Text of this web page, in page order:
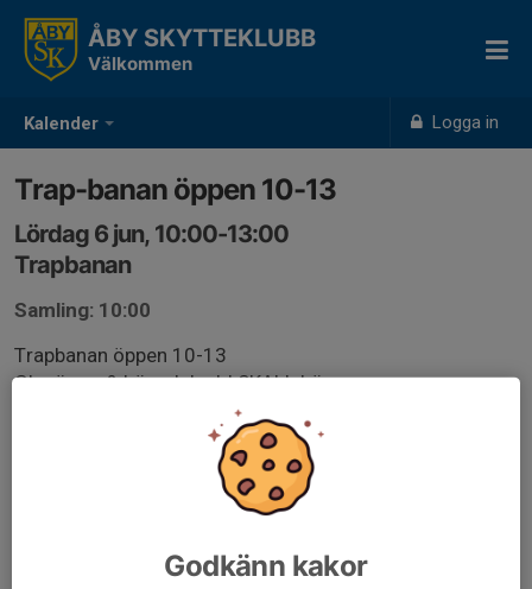
Kalender Logga in
ÅBY SKYTTEKLUBB
Välkommen
Trap-banan öppen 10-13
Lördag 6 jun, 10:00-13:00
Trapbanan
Samling: 10:00
Trapbanan öppen 10-13
Glasögon & hörselskydd SKALL bäras
Godkänn kakor